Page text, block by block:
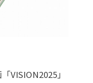
VISION2025」